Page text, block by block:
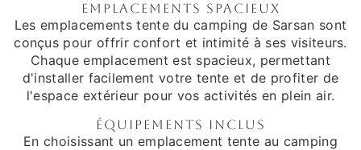
Emplacements spacieux
Les emplacements tente du camping de Sarsan sont
conçus pour offrir confort et intimité à ses visiteurs.
Chaque emplacement est spacieux, permettant
d'installer facilement votre tente et de profiter de
l'espace extérieur pour vos activités en plein air.
Équipements inclus
En choisissant un emplacement tente au camping